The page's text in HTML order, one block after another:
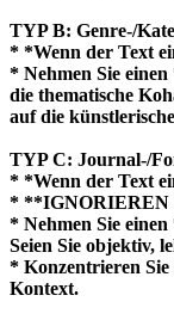
TYP B: Genre-/
* *Wenn der Text
* Nehmen Sie
die thematische
auf die
TYP C: Journal-/
* *Wenn der Text
* **IGNORIEREN
* Nehmen Sie
Seien Sie objektiv,
* Konzentrieren
Kontext.